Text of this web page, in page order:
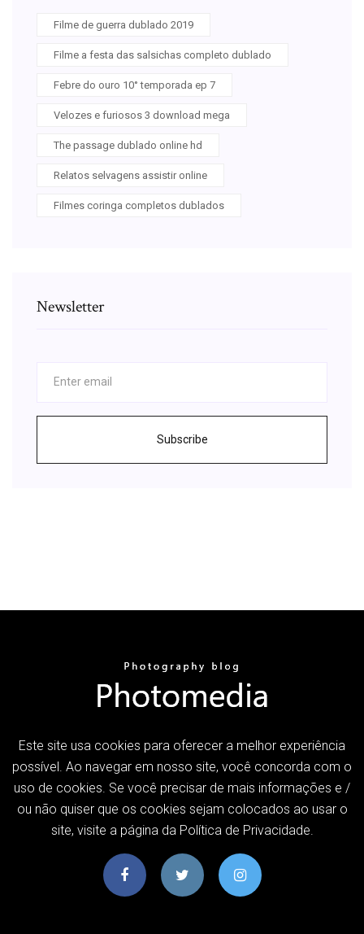
Filme de guerra dublado 2019
Filme a festa das salsichas completo dublado
Febre do ouro 10° temporada ep 7
Velozes e furiosos 3 download mega
The passage dublado online hd
Relatos selvagens assistir online
Filmes coringa completos dublados
Newsletter
Subscribe
Este site usa cookies para oferecer a melhor experiência
possível. Ao navegar em nosso site, você concorda com o
uso de cookies. Se você precisar de mais informações e /
ou não quiser que os cookies sejam colocados ao usar o
site, visite a página da Política de Privacidade.